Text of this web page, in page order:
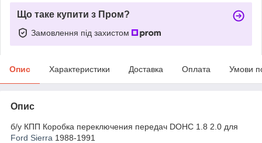
Що таке купити з Пром?
Замовлення під захистом
Опис Характеристики Доставка Оплата Умови
Опис
б/у КПП Коробка переключения передач DOHC 1.8 2.0 для
Ford Sierra 1988-1991